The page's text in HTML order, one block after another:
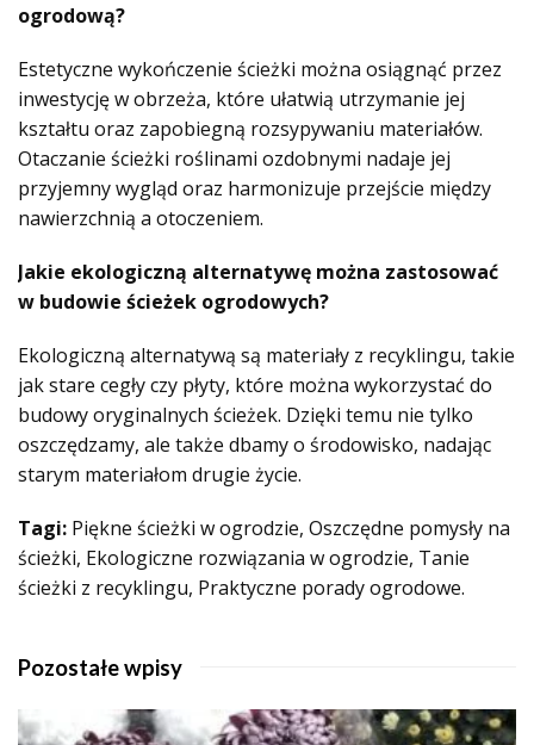
ogrodową?
Estetyczne wykończenie ścieżki można osiągnąć przez
inwestycję w obrzeża, które ułatwią utrzymanie jej
kształtu oraz zapobiegną rozsypywaniu materiałów.
Otaczanie ścieżki roślinami ozdobnymi nadaje jej
przyjemny wygląd oraz harmonizuje przejście między
nawierzchnią a otoczeniem.
Jakie ekologiczną alternatywę można zastosować
w budowie ścieżek ogrodowych?
Ekologiczną alternatywą są materiały z recyklingu, takie
jak stare cegły czy płyty, które można wykorzystać do
budowy oryginalnych ścieżek. Dzięki temu nie tylko
oszczędzamy, ale także dbamy o środowisko, nadając
starym materiałom drugie życie.
Tagi: Piękne ścieżki w ogrodzie, Oszczędne pomysły na
ścieżki, Ekologiczne rozwiązania w ogrodzie, Tanie
ścieżki z recyklingu, Praktyczne porady ogrodowe.
Pozostałe wpisy